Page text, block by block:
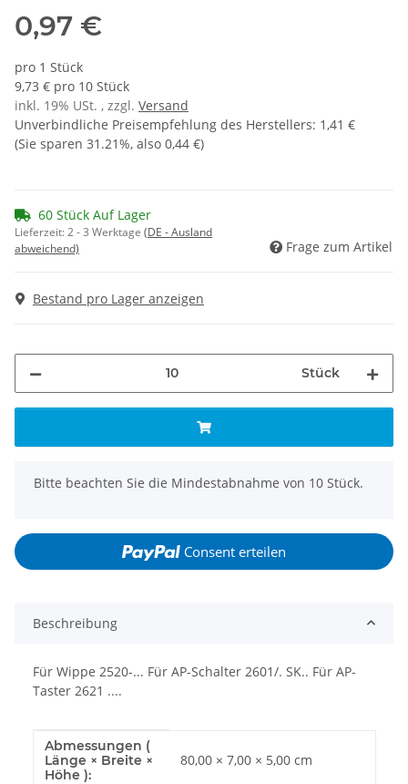
0,97 €
pro 1 Stück
9,73 € pro 10 Stück
inkl. 19% USt. , zzgl. Versand
Unverbindliche Preisempfehlung des Herstellers: 1,41 €
(Sie sparen 31.21%, also 0,44 €)
60 Stück Auf Lager
Lieferzeit:2 - 3 Werktage (DE - Ausland
abweichend)
Frage zum Artikel
Bestand pro Lager anzeigen
Stück
x
Bitte beachten Sie die Mindestabnahme von 10 Stück.
Consent erteilen
Beschreibung
Für Wippe 2520-... Für AP-Schalter 2601/. SK.. Für AP-
Taster 2621 ....
Produkteigenschaft
Wert
Abmessungen (
Länge × Breite ×
Höhe ):
80,00 × 7,00 × 5,00 cm